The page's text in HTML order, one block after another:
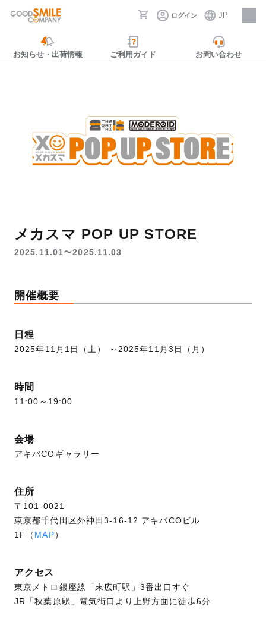
ログイン JP
採用情報
お知らせ・出荷情報 ご利用ガイド お問い合わせ
メカスマ POP UP STORE
2025.11.01〜2025.11.03
開催概要
日程
2025年11月1日（土） ～2025年11月3日（月）
時間
11:00～19:00
会場
アキバCOギャラリー
住所
〒101-0021
東京都千代田区外神田3-16-12 アキバCOビル
1F（ MAP）
アクセス
東京メトロ銀座線「末広町駅」3番出口すぐ
JR「秋葉原駅」電気街口より上野方面に徒歩6分